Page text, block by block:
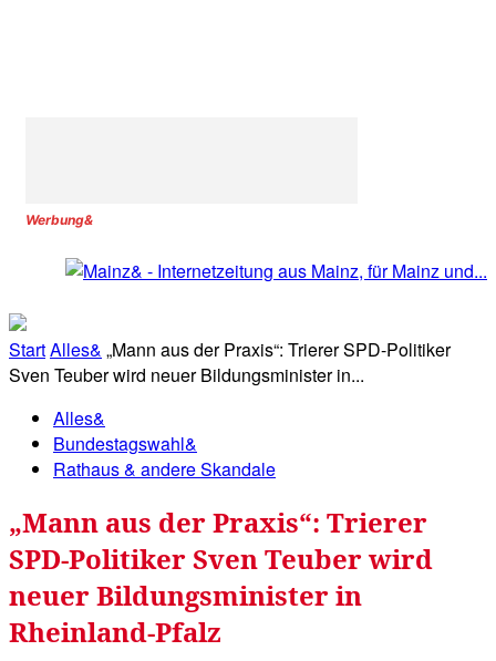
Werbung&
StartAlles& „Mann aus der Praxis“: Trierer SPD-Politiker
Sven Teuber wird neuer Bildungsminister in...
Alles&
Bundestagswahl&
Rathaus & andere Skandale
„Mann aus der Praxis“: Trierer
SPD-Politiker Sven Teuber wird
neuer Bildungsminister in
Rheinland-Pfalz